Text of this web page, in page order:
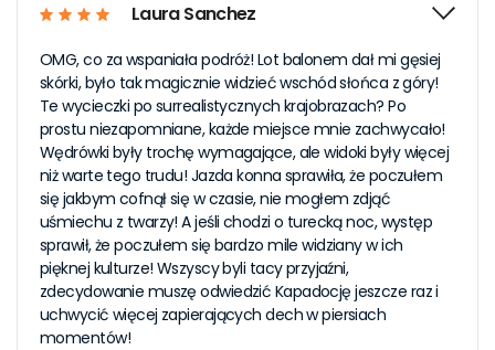
Laura Sanchez
OMG, co za wspaniała podróż! Lot balonem dał mi gęsiej
skórki, było tak magicznie widzieć wschód słońca z góry!
Te wycieczki po surrealistycznych krajobrazach? Po
prostu niezapomniane, każde miejsce mnie zachwycało!
Wędrówki były trochę wymagające, ale widoki były więcej
niż warte tego trudu! Jazda konna sprawiła, że poczułem
się jakbym cofnął się w czasie, nie mogłem zdjąć
uśmiechu z twarzy! A jeśli chodzi o turecką noc, występ
sprawił, że poczułem się bardzo mile widziany w ich
pięknej kulturze! Wszyscy byli tacy przyjaźni,
zdecydowanie muszę odwiedzić Kapadocję jeszcze raz i
uchwycić więcej zapierających dech w piersiach
momentów!